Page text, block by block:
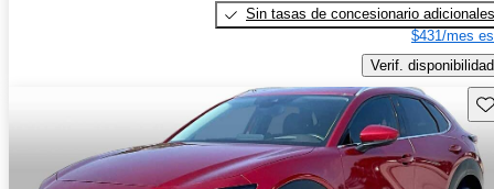
Sin tasas de concesionario adicionales
$431/mes
Verif. disponibilidad